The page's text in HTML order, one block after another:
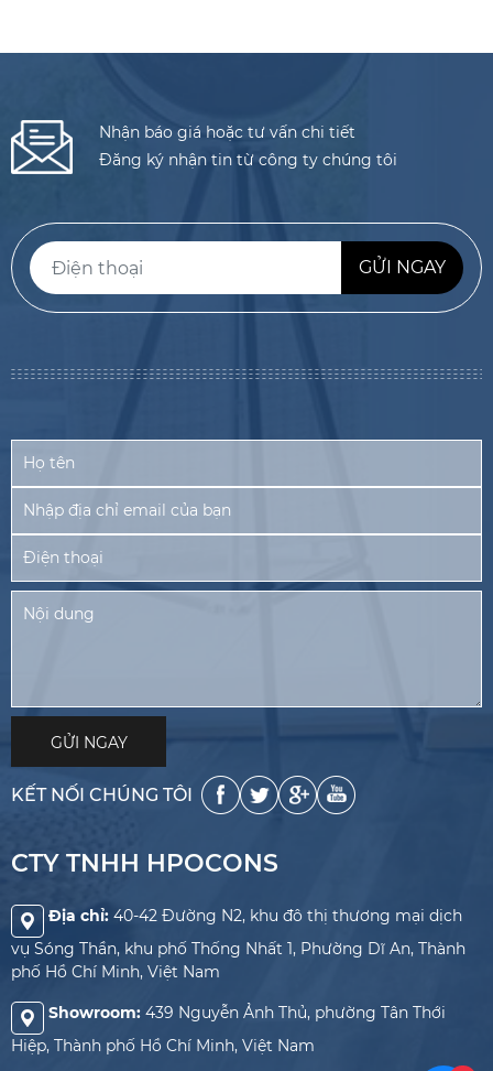
Nhận báo giá hoặc tư vấn chi tiết
Đăng ký nhận tin từ công ty chúng tôi
KẾT NỐI CHÚNG TÔI
CTY TNHH HPOCONS
Địa chỉ: 40-42 Đường N2, khu đô thị thương mại dịch
vụ Sóng Thần, khu phố Thống Nhất 1, Phường Dĩ An, Thành
phố Hồ Chí Minh, Việt Nam
Showroom: 439 Nguyễn Ảnh Thủ, phường Tân Thới
Hiệp, Thành phố Hồ Chí Minh, Việt Nam